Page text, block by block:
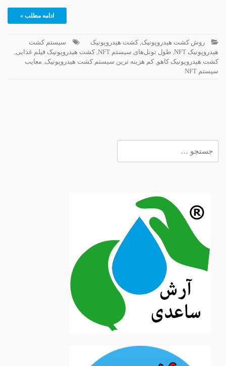
ادامه مطلب »
روش کشت هیدروپونیک, کشت هیدروپونیک
سیستم کشت
هیدروپونیک NFT
, طول تونل‌های سیستم NFT , کشت هیدروپونیک فیلم غذایی,
کشت هیدروپونیک کاهو, کم هزینه ترین سیستم کشت هیدروپونیک, معایب
سیستم NFT
برای: